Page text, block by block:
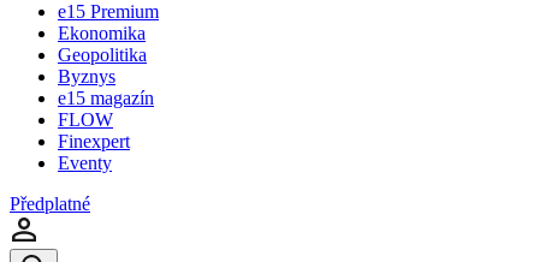
e15 Premium
Ekonomika
Geopolitika
Byznys
e15 magazín
FLOW
Finexpert
Eventy
Předplatné